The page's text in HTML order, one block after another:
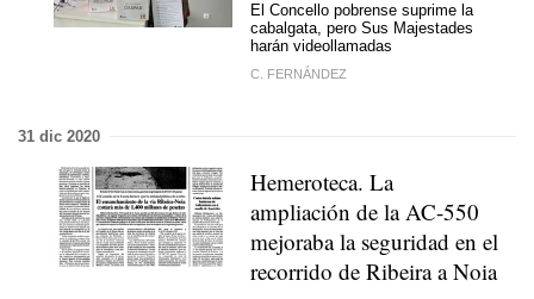
El Concello pobrense suprime la
cabalgata, pero Sus Majestades
harán videollamadas
C. FERNÁNDEZ
31 dic 2020
Hemeroteca. La
ampliación de la AC-550
mejoraba la seguridad en el
recorrido de Ribeira a Noia